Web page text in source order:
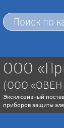
ООО
(ООО
Эксклюзивный
приборов защиты